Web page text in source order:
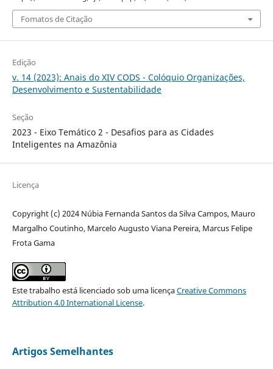
Fomatos de Citação
Edição
v. 14 (2023): Anais do XIV CODS - Colóquio Organizações,
Desenvolvimento e Sustentabilidade
Seção
2023 - Eixo Temático 2 - Desafios para as Cidades
Inteligentes na Amazônia
Licença
Copyright (c) 2024 Núbia Fernanda Santos da Silva Campos, Mauro
Margalho Coutinho, Marcelo Augusto Viana Pereira, Marcus Felipe
Frota Gama
Este trabalho está licenciado sob uma licençaCreative Commons
Attribution 4.0 International License.
Artigos Semelhantes